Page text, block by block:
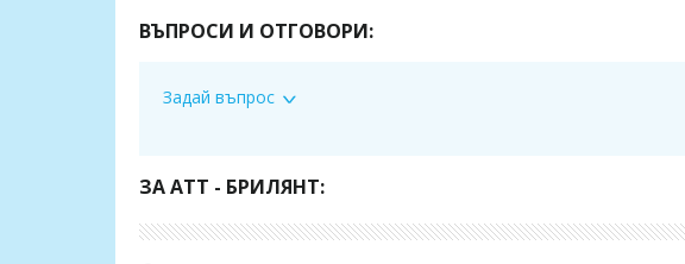
ваучер се счита за невалиден и сумата по него не се възстановява!
ВЪПРОСИ И ОТГОВОРИ:
Задай въпрос
ЗА АТТ - БРИЛЯНТ: